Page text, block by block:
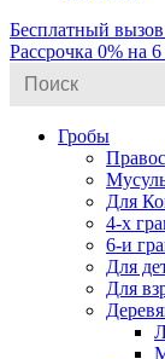
Бесплатный вызов
Рассрочка 0% на
for:
Гробы
Для
4-х
6-и
Для
Для